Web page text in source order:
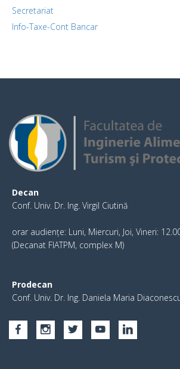
Secretariat
Info-Taxe-Cont Bancar
Decan
Conf. Univ. Dr. Ing. Virgil Ciutină
orar audiențe: Luni, Miercuri, Joi, Vineri:
(Decanat FIATPM, complex M)
Prodecan
Conf. Univ. Dr. Ing. Daniela Maria